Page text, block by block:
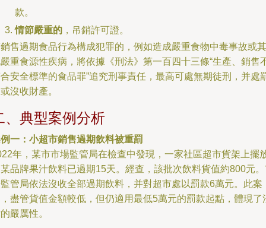
款。
情節嚴重的 ，吊銷許可證。
售過期食品行為構成犯罪的，例如造成嚴重食物中毒事故或其
重食源性疾病，將依據《刑法》第一百四十三條“生產、銷售
安全標準的食品罪”追究刑事責任，最高可處無期徒刑，并處
沒收財產。
、典型案例分析
一：小超市銷售過期飲料被重罰
年，某市市場監管局在檢查中發現，一家社區超市貨架上擺
品牌果汁飲料已過期15天。經查，該批次飲料貨值約800元
管局依法沒收全部過期飲料，并對超市處以罰款6萬元。此案
盡管貨值金額較低，但仍適用最低5萬元的罰款起點，體現了
嚴厲性。